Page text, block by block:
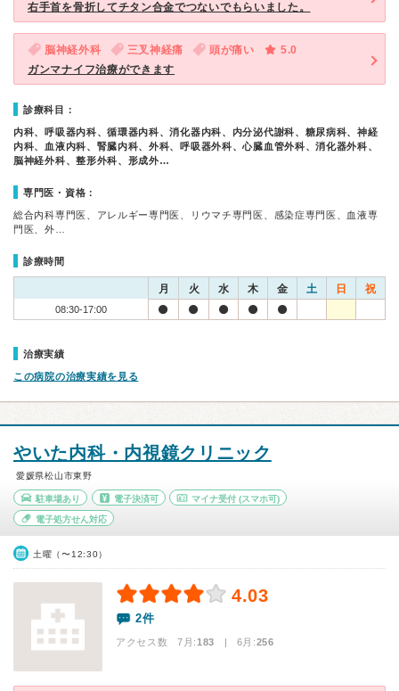
右手首を骨折してチタン合金でつないでもらいました。
脳神経外科 三叉神経痛 頭が痛い
5.0
ガンマナイフ治療ができます
診療科目：
内科、呼吸器内科、循環器内科、消化器内科、内分泌代謝科、糖尿病科、神経
内科、血液内科、腎臓内科、外科、呼吸器外科、心臓血管外科、消化器外科、
脳神経外科、整形外科、形成外…
専門医・資格：
総合内科専門医、アレルギー専門医、リウマチ専門医、感染症専門医、血液専
門医、外…
診療時間
月 火 水 木 金 土 日 祝
08:30-17:00
治療実績
この病院の治療実績を見る
やいた内科・内視鏡クリニック
愛媛県松山市東野
駐車場あり 電子決済可 マイナ受付 (スマホ可)
電子処方せん対応
土曜（〜12:30）
4.03
2件
アクセス数 7月:183 | 6月:256